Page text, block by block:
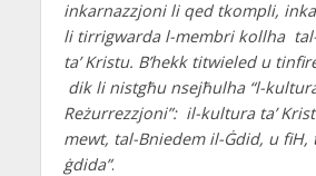
inkarnazzjoni li qed tkompli,
li tirrigwarda l-membri kollha
ta’ Kristu. B’hekk titwieled u
dik li nistgħu nsejħulha “l-
Reżurrezzjoni”: il-kultura ta’
mewt, tal-Bniedem il-Ġdid, u
ġdida”.